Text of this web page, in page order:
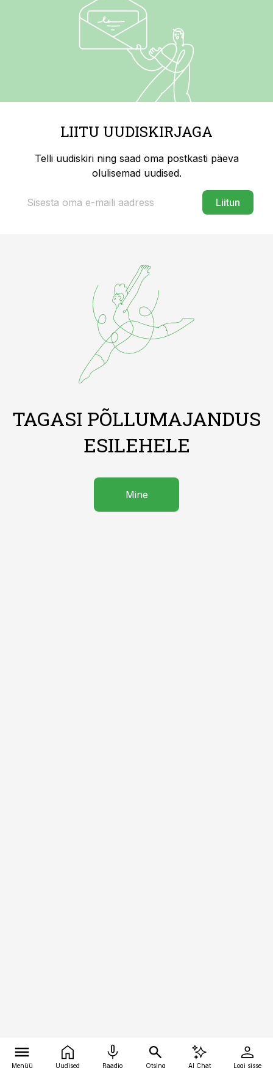
LIITU UUDISKIRJAGA
Telli uudiskiri ning saad oma postkasti päeva
olulisemad uudised.
Liitun
TAGASI PÕLLUMAJANDUS
ESILEHELE
Mine
Menüü Uudised Raadio Otsing AI Chat Logi sisse